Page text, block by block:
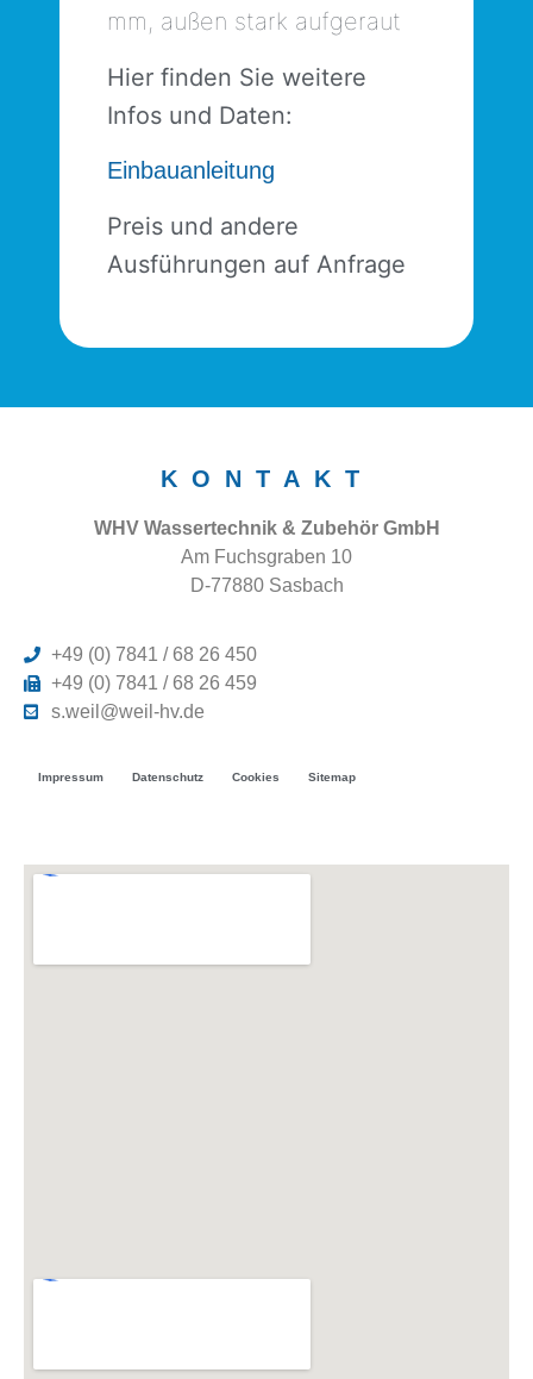
mm, außen stark aufgeraut
Hier finden Sie weitere
Infos und Daten:
Einbauanleitung
Preis und andere
Ausführungen auf Anfrage
KONTAKT
WHV Wassertechnik & Zubehör GmbH
Am Fuchsgraben 10
D-77880 Sasbach
+49 (0) 7841 / 68 26 450
+49 (0) 7841 / 68 26 459
s.weil@weil-hv.de
Impressum Datenschutz Cookies Sitemap